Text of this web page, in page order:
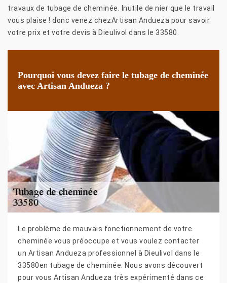
travaux de tubage de cheminée. Inutile de nier que le travail
vous plaise ! donc venez chezArtisan Andueza pour savoir
votre prix et votre devis à Dieulivol dans le 33580.
Pourquoi vous devez faire le tubage de cheminée
avec Artisan Andueza ?
Le problème de mauvais fonctionnement de votre
cheminée vous préoccupe et vous voulez contacter
un Artisan Andueza professionnel à Dieulivol dans le
33580en tubage de cheminée. Nous avons découvert
pour vous Artisan Andueza très expérimenté dans ce